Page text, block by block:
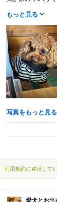
もっと見る
写真をもっと見る
利用規約に違反して
愛犬とお